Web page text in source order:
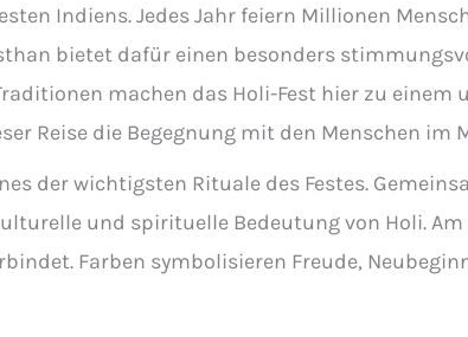
Indiens. Jedes Jahr feiern Millionen
bietet dafür einen besonders
machen das Holi-Fest hier zu einem
Reise die Begegnung mit den Menschen im
der wichtigsten Rituale des Festes.
und spirituelle Bedeutung von Holi.
Farben symbolisieren Freude,